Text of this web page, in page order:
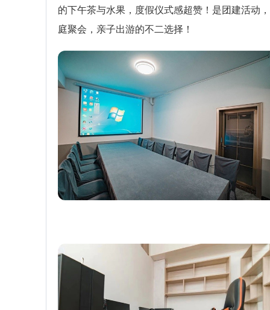
的下午茶与水果，度假仪式感超赞！是团建活动
庭聚会，亲子出游的不二选择！